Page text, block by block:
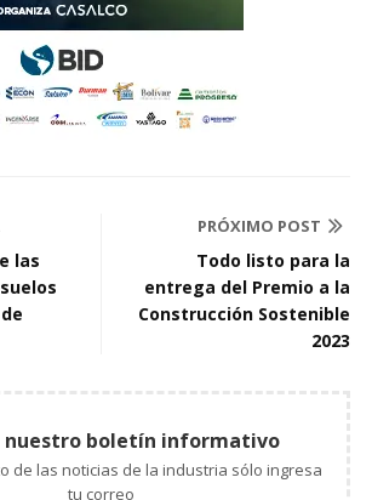
las
PRÓXIMO POST
Todo listo para la
entrega del Premio a la
Construcción Sostenible
2023
nuestro boletín informativo
noticias de la industria sólo ingresa
tu correo